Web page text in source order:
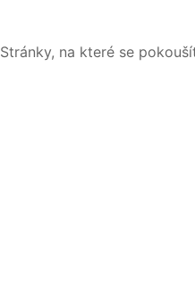
Stránky, na které se